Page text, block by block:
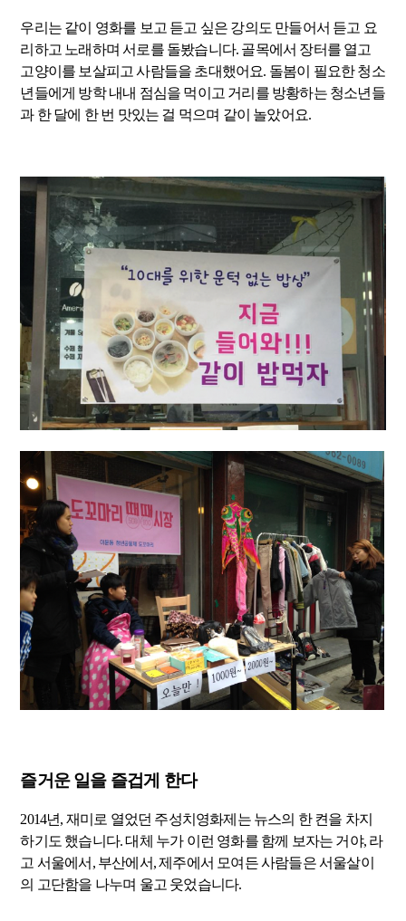
우리는 같이 영화를 보고 듣고 싶은 강의도 만들어서 듣고 요
리하고 노래하며 서로를 돌봤습니다. 골목에서 장터를 열고
고양이를 보살피고 사람들을 초대했어요. 돌봄이 필요한 청소
년들에게 방학 내내 점심을 먹이고 거리를 방황하는 청소년들
과 한 달에 한 번 맛있는 걸 먹으며 같이 놀았어요.
즐거운 일을 즐겁게 한다
2014년, 재미로 열었던 주성치영화제는 뉴스의 한 켠을 차지
하기도 했습니다. 대체 누가 이런 영화를 함께 보자는 거야, 라
고 서울에서, 부산에서, 제주에서 모여든 사람들은 서울살이
의 고단함을 나누며 울고 웃었습니다.